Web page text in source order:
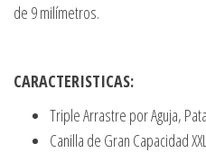
de 9 milímetros.
CARACTERISTICAS:
Triple Arrastre por Aguja,
Canilla de Gran Capacidad